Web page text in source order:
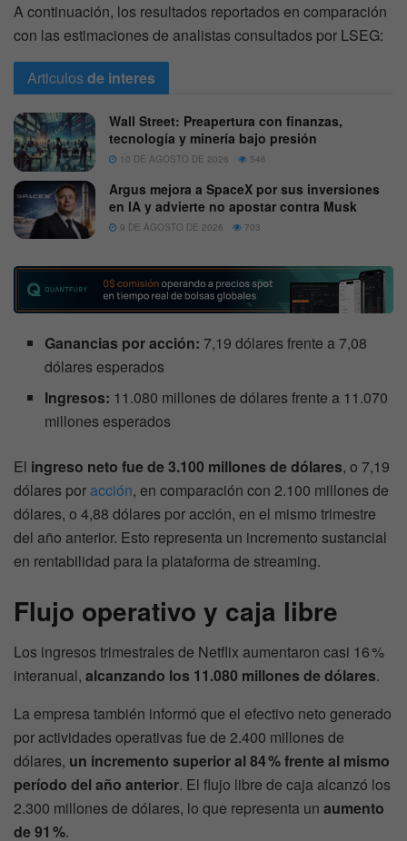
A continuación, los resultados reportados en comparación
con las estimaciones de analistas consultados por LSEG:
Articulosde interes
Wall Street: Preapertura con finanzas,
tecnología y minería bajo presión
10 DE AGOSTO DE 2026 546
Argus mejora a SpaceX por sus inversiones
en IA y advierte no apostar contra Musk
9 DE AGOSTO DE 2026 703
Ganancias por acción: 7,19 dólares frente a 7,08
dólares esperados
Ingresos: 11.080 millones de dólares frente a 11.070
millones esperados
El ingreso neto fue de 3.100 millones de dólares, o 7,19
dólares por acción, en comparación con 2.100 millones de
dólares, o 4,88 dólares por acción, en el mismo trimestre
del año anterior. Esto representa un incremento sustancial
en rentabilidad para la plataforma de streaming.
Flujo operativo y caja libre
Los ingresos trimestrales de Netflix aumentaron casi 16 %
interanual, alcanzando los 11.080 millones de dólares.
La empresa también informó que el efectivo neto generado
por actividades operativas fue de 2.400 millones de
dólares, un incremento superior al 84 % frente al mismo
período del año anterior. El flujo libre de caja alcanzó los
2.300 millones de dólares, lo que representa un aumento
de 91 %.